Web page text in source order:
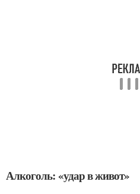
Алкоголь: «удар в живот»